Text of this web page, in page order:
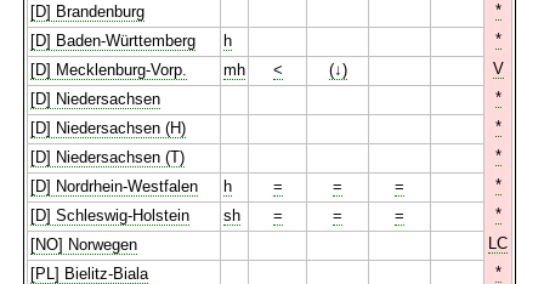
[D] Brandenburg
*
[D] Baden-Württemberg
h
*
[D] Mecklenburg-Vorp.
mh < (↓)
V
[D] Niedersachsen
*
[D] Niedersachsen (H)
*
[D] Niedersachsen (T)
*
[D] Nordrhein-Westfalen
h = = =
*
[D] Schleswig-Holstein
sh = = =
*
[NO] Norwegen
LC
[PL] Bielitz-Biala
*